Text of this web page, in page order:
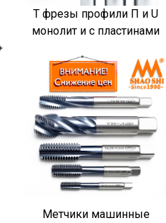
T фрезы профили П и U
монолит и с пластинами
Метчики машинные